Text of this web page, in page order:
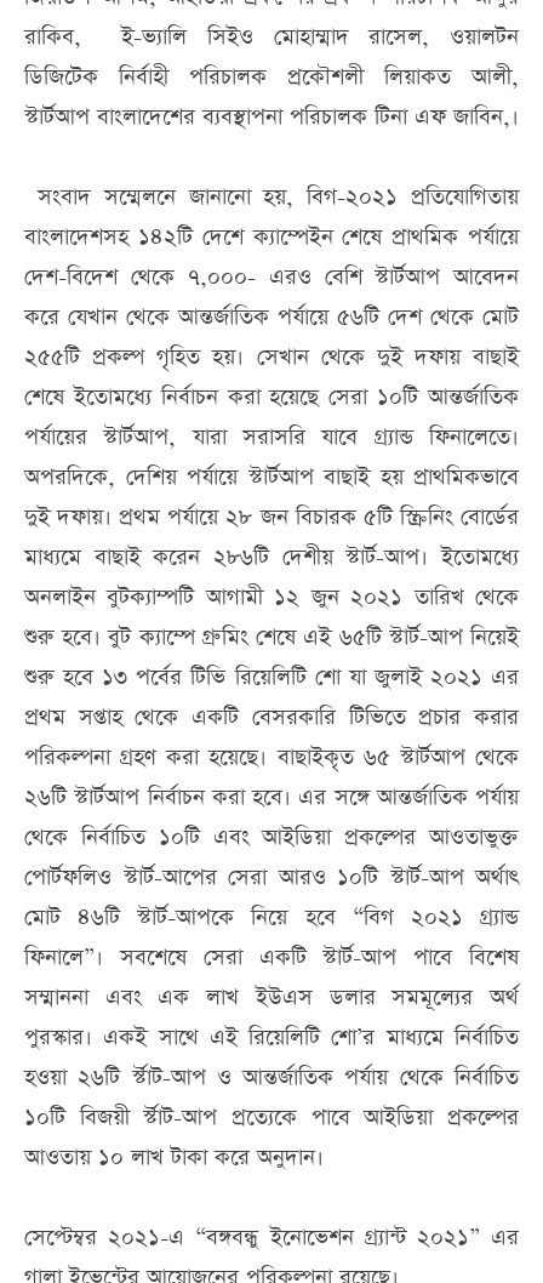
রাকিব, ই-ভ্যালি সিইও মোহাম্মাদ রাসেল, ওয়ালটন
ডিজিটেক নির্বাহী পরিচালক প্রকৌশলী লিয়াকত আলী,
স্টার্টআপ বাংলাদেশের ব্যবস্থাপনা পরিচালক টিনা এফ জাবিন,।
সংবাদ সম্মেলনে জানানো হয়, বিগ-২০২১ প্রতিযোগিতায়
বাংলাদেশসহ ১৪২টি দেশে ক্যাম্পেইন শেষে প্রাথমিক পর্যায়ে
দেশ-বিদেশ থেকে ৭,০০০- এরও বেশি স্টার্টআপ আবেদন
করে যেখান থেকে আন্তর্জাতিক পর্যায়ে ৫৬টি দেশ থেকে মোট
২৫৫টি প্রকল্প গৃহিত হয়। সেখান থেকে দুই দফায় বাছাই
শেষে ইতোমধ্যে নির্বাচন করা হয়েছে সেরা ১০টি আন্তর্জাতিক
পর্যায়ের স্টার্টআপ, যারা সরাসরি যাবে গ্র্যান্ড ফিনালেতে।
অপরদিকে, দেশিয় পর্যায়ে স্টার্টআপ বাছাই হয় প্রাথমিকভাবে
দুই দফায়। প্রথম পর্যায়ে ২৮ জন বিচারক ৫টি স্ক্রিনিং বোর্ডের
মাধ্যমে বাছাই করেন ২৮৬টি দেশীয় স্টার্ট-আপ। ইতোমধ্যে
অনলাইন বুটক্যাম্পটি আগামী ১২ জুন ২০২১ তারিখ থেকে
শুরু হবে। বুট ক্যাম্পে গ্রুমিং শেষে এই ৬৫টি স্টার্ট-আপ নিয়েই
শুরু হবে ১৩ পর্বের টিভি রিয়েলিটি শো যা জুলাই ২০২১ এর
প্রথম সপ্তাহ থেকে একটি বেসরকারি টিভিতে প্রচার করার
পরিকল্পনা গ্রহণ করা হয়েছে। বাছাইকৃত ৬৫ স্টার্টআপ থেকে
২৬টি স্টার্টআপ নির্বাচন করা হবে। এর সঙ্গে আন্তর্জাতিক পর্যায়
থেকে নির্বাচিত ১০টি এবং আইডিয়া প্রকল্পের আওতাভুক্ত
পোর্টফলিও স্টার্ট-আপের সেরা আরও ১০টি স্টার্ট-আপ অর্থাৎ
মোট ৪৬টি স্টার্ট-আপকে নিয়ে হবে “বিগ ২০২১ গ্র্যান্ড
ফিনালে”। সবশেষে সেরা একটি স্টার্ট-আপ পাবে বিশেষ
সম্মাননা এবং এক লাখ ইউএস ডলার সমমূল্যের অর্থ
পুরস্কার। একই সাথে এই রিয়েলিটি শো’র মাধ্যমে নির্বাচিত
হওয়া ২৬টি র্স্টাট-আপ ও আন্তর্জাতিক পর্যায় থেকে নির্বাচিত
১০টি বিজয়ী র্স্টাট-আপ প্রত্যেকে পাবে আইডিয়া প্রকল্পের
আওতায় ১০ লাখ টাকা করে অনুদান।
সেপ্টেম্বর ২০২১-এ “বঙ্গবন্ধু ইনোভেশন গ্র্যান্ট ২০২১” এর